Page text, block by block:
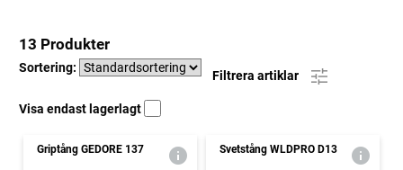
13 Produkter
Sortering:
Filtrera artiklar
Visa endast lagerlagt
Griptång GEDORE 137 Svetstång WLDPRO D13